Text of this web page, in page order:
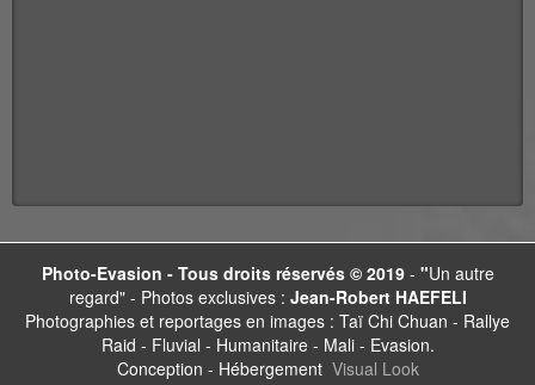
Photo-Evasion - Tous droits réservés © 2019 - "Un autre
regard" - Photos exclusives : Jean-Robert HAEFELI
Photographies et reportages en images : Taï Chi Chuan - Rallye
Raid - Fluvial - Humanitaire - Mali - Evasion.
Conception - Hébergement Visual Look